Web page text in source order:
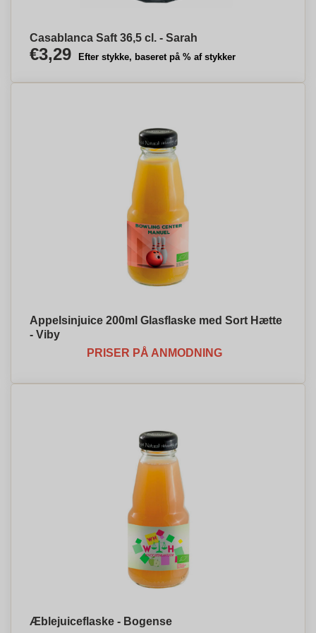
Casablanca Saft 36,5 cl. - Sarah
€3,29 Efter stykke, baseret på % af stykker
Appelsinjuice 200ml Glasflaske med Sort Hætte
- Viby
PRISER PÅ ANMODNING
Æblejuiceflaske - Bogense